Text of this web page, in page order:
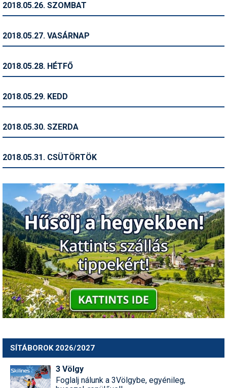
Utazási tippek
2018.05.26. SZOMBAT
2018.05.27. VASÁRNAP
2018.05.28. HÉTFŐ
2018.05.29. KEDD
2018.05.30. SZERDA
2018.05.31. CSÜTÖRTÖK
SÍTÁBOROK 2026/2027
3 Völgy
Foglalj nálunk a 3Völgybe, egyénileg,